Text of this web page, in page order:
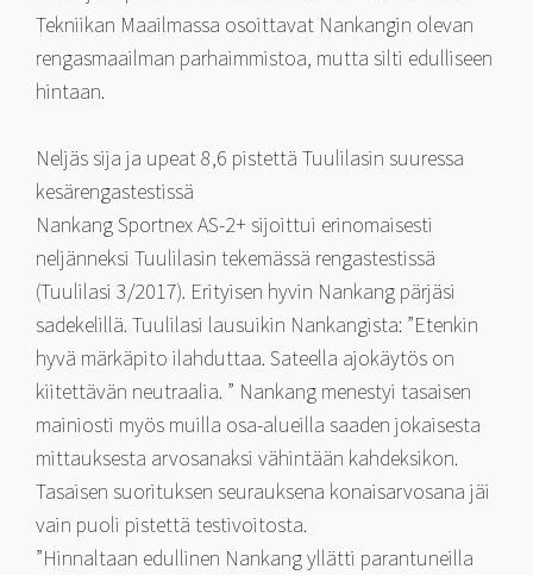
Tekniikan Maailmassa osoittavat Nankangin olevan
rengasmaailman parhaimmistoa, mutta silti edulliseen
hintaan.
Neljäs sija ja upeat 8,6 pistettä Tuulilasin suuressa
kesärengastestissä
Nankang Sportnex AS-2+ sijoittui erinomaisesti
neljänneksi Tuulilasin tekemässä rengastestissä
(Tuulilasi 3/2017). Erityisen hyvin Nankang pärjäsi
sadekelillä. Tuulilasi lausuikin Nankangista: ”Etenkin
hyvä märkäpito ilahduttaa. Sateella ajokäytös on
kiitettävän neutraalia. ” Nankang menestyi tasaisen
mainiosti myös muilla osa-alueilla saaden jokaisesta
mittauksesta arvosanaksi vähintään kahdeksikon.
Tasaisen suorituksen seurauksena konaisarvosana jäi
vain puoli pistettä testivoitosta.
”Hinnaltaan edullinen Nankang yllätti parantuneilla